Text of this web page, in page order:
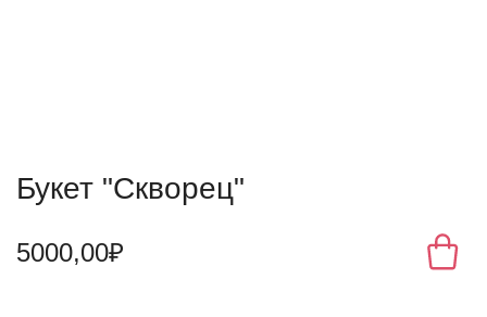
Букет "Скворец"
5000,00₽